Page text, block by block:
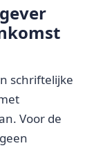
schriftelijke
Voor de